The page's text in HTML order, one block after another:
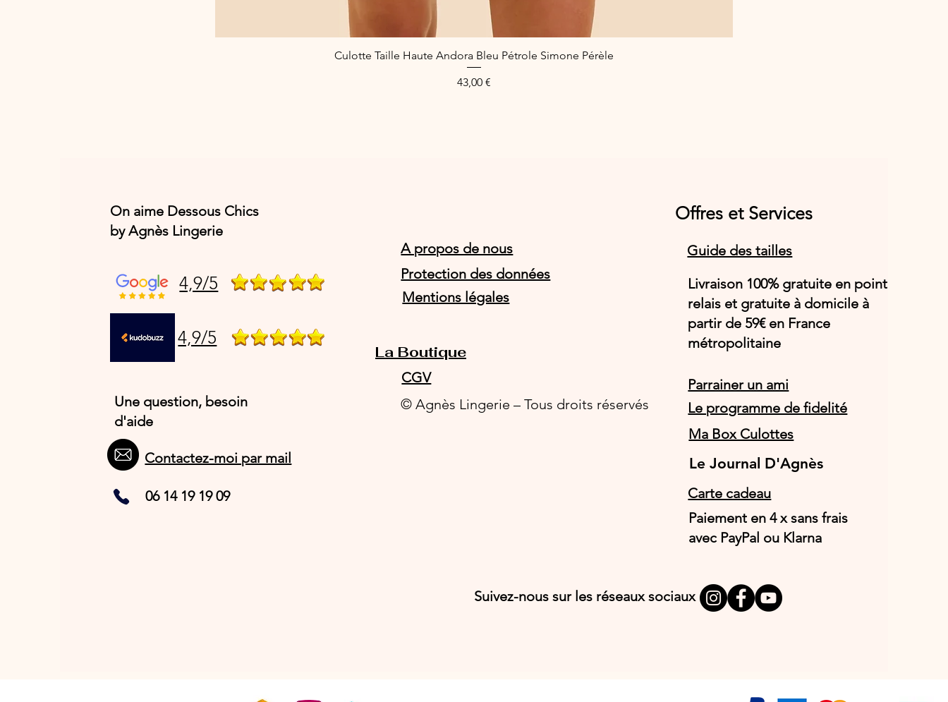
Aperçu rapide
Culotte Taille Haute Andora Bleu Pétrole Simone Pérèle
Prix
43,00 €
On aime Dessous Chics
by Agnès Lingerie
4,9/5
4,9/5
Une question, besoin
d'aide
Contactez-moi par mail
06 14 19 19 09
Offres et Services
A propos de nous
Protection des données
Mentions légales
Guide des tailles
Livraison 100% gratuite en point
relais et gratuite à domicile à
partir de 59€ en France
métropolitaine
CGV
Parrainer un ami
Le programme de fidelité
© Agnès Lingerie – Tous droits réservés
Ma Box Culottes
Le Journal D'Agnès
Le Journal D'Agnès
Carte cadeau
Paiement en 4 x sans frais
avec PayPal ou Klarna
Suivez-nous sur les réseaux sociaux
La Boutique